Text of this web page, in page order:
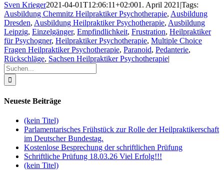
Sven Krieger2021-04-01T12:06:11+02:001. April 2021 |Tags:
Ausbildung Chemnitz Heilpraktiker Psychotherapie, Ausbildung
Dresden, Ausbildung Heilpraktiker Psychotherapie, Ausbildung
Leipzig, Einzelgänger, Empfindlichkeit, Frustration, Heilpraktiker
für Psychogner, Heilpraktiker Psychotherapie, Multiple Choice
Fragen Heilpraktiker Psychotherapie, Paranoid, Pedanterie,
Rückschläge, Sachsen Heilpraktiker Psychotherapie|
Suche
nach:
Neueste Beiträge
(kein Titel)
Parlamentarisches Frühstück zur Rolle der Heilpraktikerschaft
im Deutscher Bundestag.
Kostenlose Besprechung der schriftlichen Prüfung
Schriftliche Prüfung 18.03.26 Viel Erfolg!!!
(kein Titel)